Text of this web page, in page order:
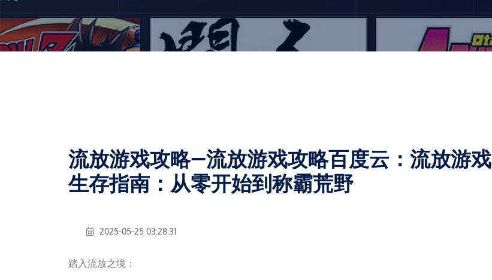
流放游戏攻略—流放游戏攻略百度云：流放游戏
生存指南：从零开始到称霸荒野
2025-05-25 03:28:31
踏入流放之境：